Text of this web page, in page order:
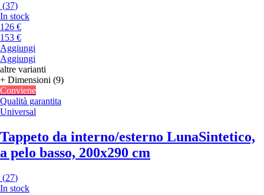
(37)
In stock
126 €
153 €
Aggiungi
Aggiungi
altre varianti
+ Dimensioni (9)
Conviene
Qualità garantita
Universal
Tappeto da interno/esterno LunaSintetico,
a pelo basso, 200x290 cm
(27)
In stock